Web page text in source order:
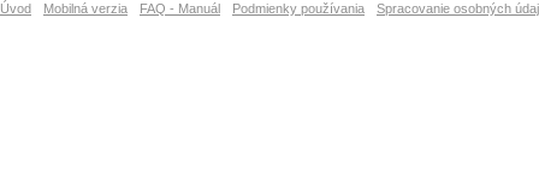
Úvod Mobilná verzia FAQ - Manuál Podmienky používania Spracovanie osobných